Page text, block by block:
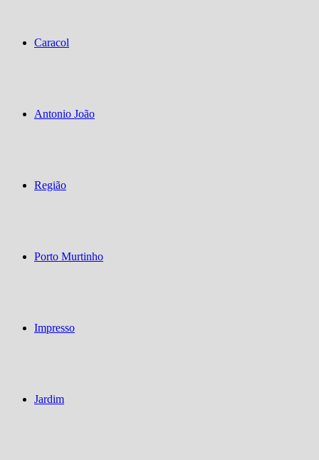
Caracol
Antonio João
Região
Porto Murtinho
Impresso
Jardim